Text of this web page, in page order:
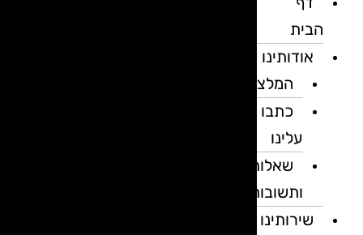
הבית
אודותינו
המלצות
כתבו
עלינו
שאלות
ותשובות
שירותינו